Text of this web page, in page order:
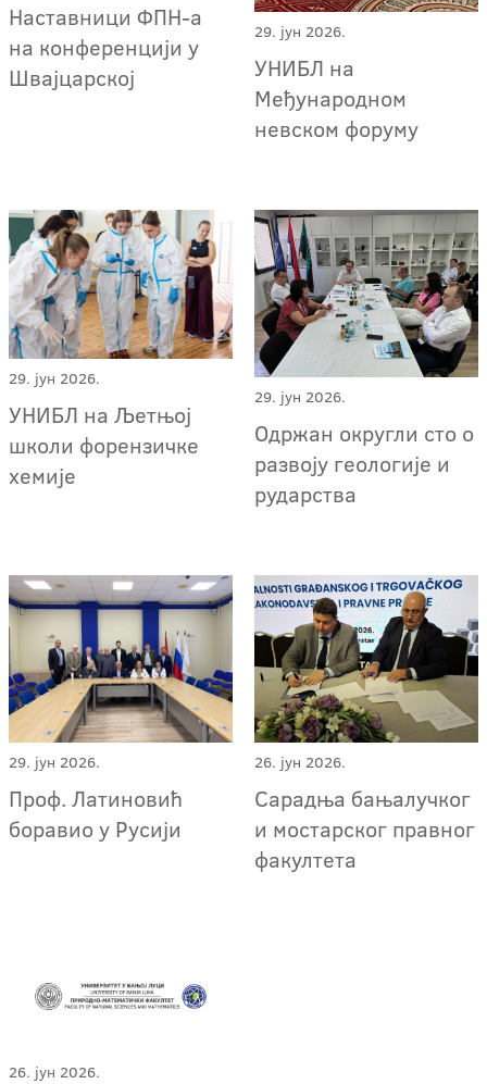
Наставници ФПН-а
на конференцији у
Швајцарској
29. јун 2026.
УНИБЛ на
Међународном
невском форуму
29. јун 2026.
УНИБЛ на Љетњој
школи форензичке
хемије
29. јун 2026.
Одржан округли сто о
развоју геологије и
рударства
29. јун 2026.
Проф. Латиновић
боравио у Русији
26. јун 2026.
Сарадња бањалучког
и мостарског правног
факултета
26. јун 2026.